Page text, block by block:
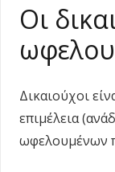
Οι
Δικαιούχοι
επιμέλεια
ωφελουμένων